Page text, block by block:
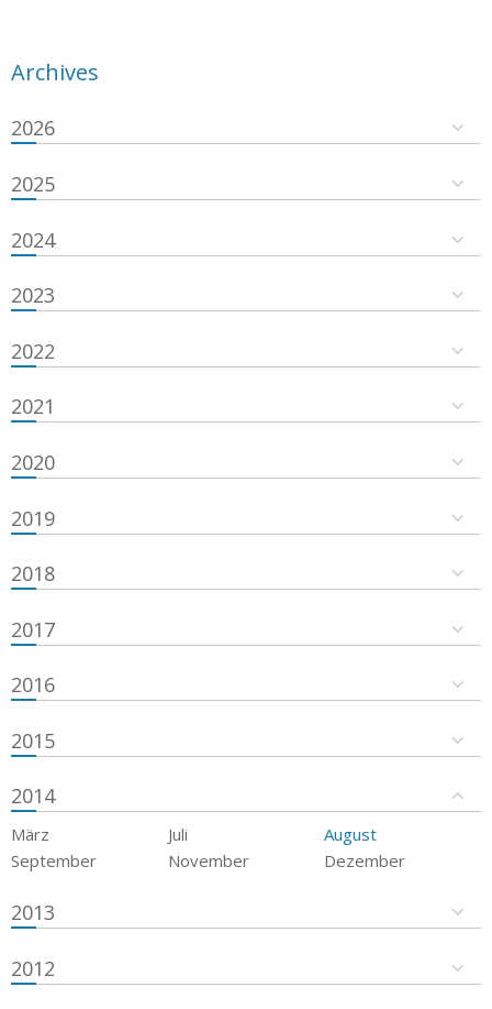
Archives
2026
2025
2024
2023
2022
2021
2020
2019
2018
2017
2016
2015
2014
März Juli
August
September
November Dezember
2013
2012